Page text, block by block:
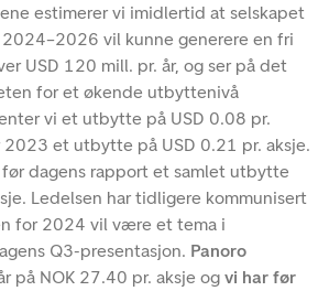
estimerer vi imidlertid at selskapet
vil kunne generere en fri
USD 120 mill. pr. år, og ser på det
for et økende utbyttenivå
vi et utbytte på USD 0.08 pr.
2023 et utbytte på USD 0.21 pr. aksje.
dagens rapport et samlet utbytte
Ledelsen har tidligere kommunisert
for 2024 vil være et tema i
Q3-presentasjon. Panoro
på NOK 27.40 pr. aksje og vi har før